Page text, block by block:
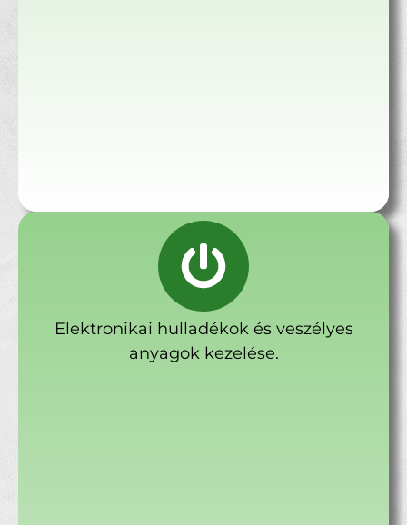
Elektronikai hulladékok és veszélyes
anyagok kezelése.